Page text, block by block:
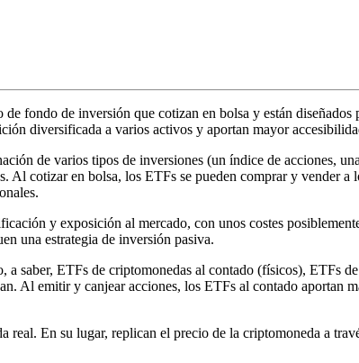
fondo de inversión que cotizan en bolsa y están
diversificada a varios activos y aportan mayor
de varios tipos de inversiones (un índice de acciones,
Al cotizar en bolsa, los ETFs se pueden comprar y vender a
y exposición al mercado, con unos costes
una estrategia de inversión pasiva.
a saber, ETFs de criptomonedas al contado (físicos), ETFs
Al emitir y canjear acciones, los ETFs al contado aportan
real. En su lugar, replican el precio de la criptomoneda a